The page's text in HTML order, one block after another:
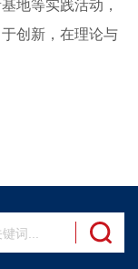
地等实践活动，
创新，在理论与